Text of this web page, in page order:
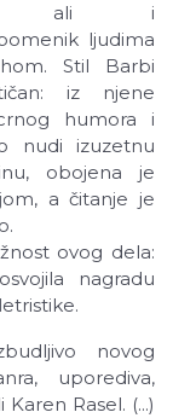
ali i
ljudima
Stil Barbi
iz njene
humora i
nudi izuzetnu
obojena je
a čitanje je
ovog dela:
nagradu
novog
uporediva,
Rasel. (...)